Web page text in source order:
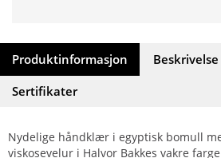
Produktinformasjon Beskrivelse
Sertifikater
Nydelige håndklær i egyptisk bomull
viskosevelur i Halvor Bakkes vakre